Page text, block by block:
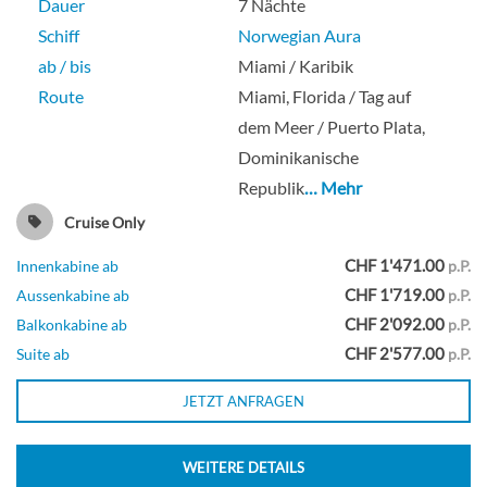
Innenkabine
Sailaway Inside-[IX]
Deck 05
Dauer
7 Nächte
Schiff
Norwegian Aura
ab / bis
Miami / Karibik
Route
Miami, Florida / Tag auf
dem Meer / Puerto Plata,
Dominikanische
Republik… Mehr
Cruise Only
Innenkabine ab CHF 1'471.00 p.P.
Aussenkabine ab
CHF 1'719.00 p.P.
Balkonkabine ab
CHF 2'092.00 p.P.
Suite ab
CHF 2'577.00 p.P.
JETZT ANFRAGEN
WEITERE DETAILS